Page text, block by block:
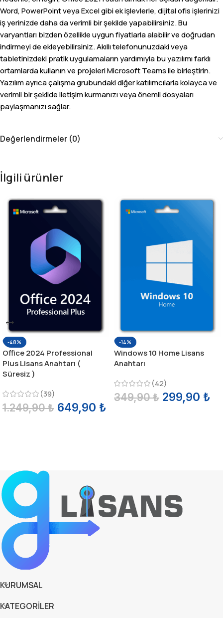
Word, PowerPoint veya Excel gibi ek işlevlerle, dijital ofis işlerinizi
iş yerinizde daha da verimli bir şekilde yapabilirsiniz. Bu
varyantları bizden özellikle uygun fiyatlarla alabilir ve doğrudan
indirmeyi de ekleyebilirsiniz. Akıllı telefonunuzdaki veya
tabletinizdeki pratik uygulamaların yardımıyla bu yazılımı farklı
ortamlarda kullanın ve projeleri Microsoft Teams ile birleştirin.
Yazılım ayrıca çalışma grubundaki diğer katılımcılarla kolayca ve
verimli bir şekilde iletişim kurmanızı veya önemli dosyaları
paylaşmanızı sağlar.
Değerlendirmeler (0)
İlgili ürünler
-48%
Office 2024 Professional
Plus Lisans Anahtarı (
Süresiz )
(39)
1.249,90₺ 649,90 ₺
-14%
Windows 10 Home Lisans
Anahtarı
(42)
349,90₺ 299,90 ₺
KURUMSAL
KATEGORİLER